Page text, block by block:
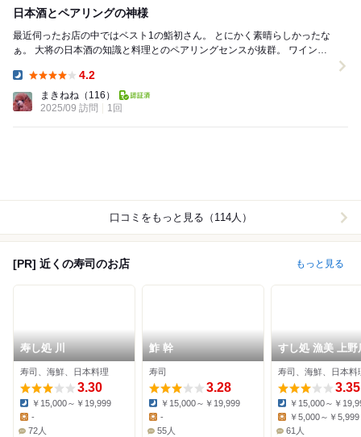
日本酒とペアリングの神様
最近伺ったお店の中ではベスト1の鮨初さん。 とにかく素晴らしかったな
ぁ。 大将の日本酒の知識と料理とのペアリングセンスが抜群。 ワインと
4.2
まきねね （116）
2025/09 訪問
1回
口コミをもっと見る（114人）
[PR] 近くの寿司のお店 もっと見る
寿し処 川
寿司、海鮮、日本料理
3.30
Dinner:
￥15,000～￥19,999
Lunch:
-
72人
鮓 幹
寿司
3.28
Dinner:
￥15,000～￥19,999
Lunch:
-
55人
すし処 漁美 上野
寿司、海鮮、日本料
3.35
Dinner:
￥15,000～￥
Lunch:
￥5,000～￥5,999
61人